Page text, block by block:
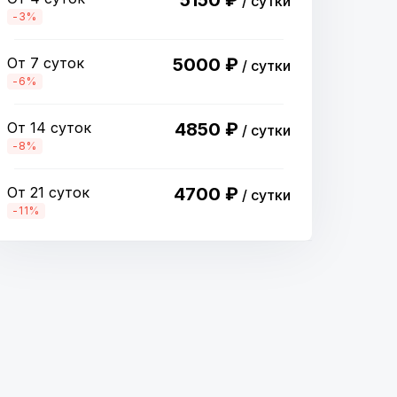
-3%
От 7 суток
-6%
5000 ₽ / сутки
От 14 суток
-8%
4850 ₽ / сутки
От 21 суток
-11%
4700 ₽ / сутки